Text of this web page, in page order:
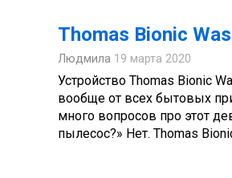
Thomas Bionic
Людмила 19 марта 2020
Устройство Thomas Bionic
вообще от всех бытовых
много вопросов про этот
пылесос?» Нет. Thomas